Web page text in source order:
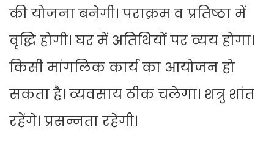
की योजना बनेगी। पराक्रम व प्रतिष्ठा में
वृद्धि होगी। घर में अतिथियों पर व्यय होगा।
किसी मांगलिक कार्य का आयोजन हो
सकता है। व्यवसाय ठीक चलेगा। शत्रु शांत
रहेंगे। प्रसन्नता रहेगी।